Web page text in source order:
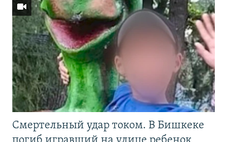
Смертельный удар током. В Бишкеке